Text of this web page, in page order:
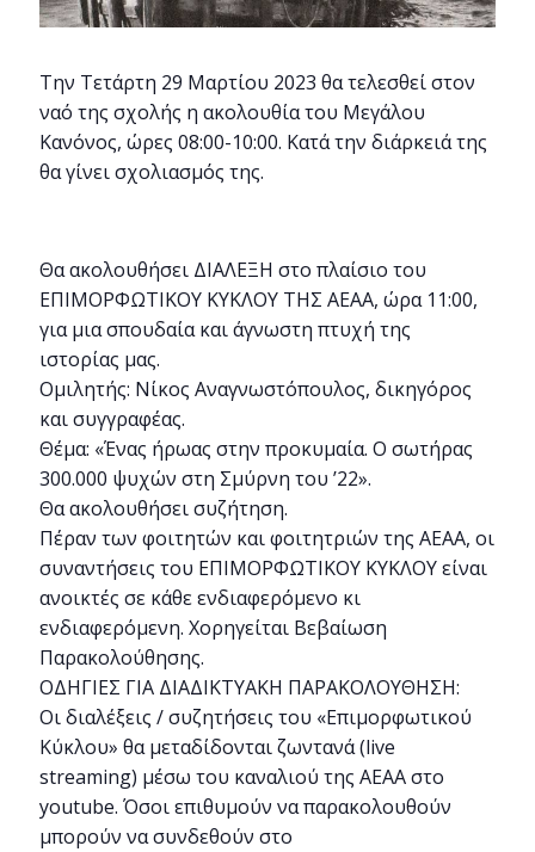
Την Τετάρτη 29 Μαρτίου 2023 θα τελεσθεί στον
ναό της σχολής η ακολουθία του Μεγάλου
Κανόνος, ώρες 08:00-10:00. Κατά την διάρκειά της
θα γίνει σχολιασμός της.
Θα ακολουθήσει ΔΙΑΛΕΞΗ στο πλαίσιο του
ΕΠΙΜΟΡΦΩΤΙΚΟΥ ΚΥΚΛΟΥ ΤΗΣ ΑΕΑΑ, ώρα 11:00,
για μια σπουδαία και άγνωστη πτυχή της
ιστορίας μας.
Ομιλητής: Νίκος Αναγνωστόπουλος, δικηγόρος
και συγγραφέας.
Θέμα: «Ένας ήρωας στην προκυμαία. Ο σωτήρας
300.000 ψυχών στη Σμύρνη του ’22».
Θα ακολουθήσει συζήτηση.
Πέραν των φοιτητών και φοιτητριών της ΑΕΑΑ, οι
συναντήσεις του ΕΠΙΜΟΡΦΩΤΙΚΟΥ ΚΥΚΛΟΥ είναι
ανοικτές σε κάθε ενδιαφερόμενο κι
ενδιαφερόμενη. Χορηγείται Βεβαίωση
Παρακολούθησης.
ΟΔΗΓΙΕΣ ΓΙΑ ΔΙΑΔΙΚΤΥΑΚΗ ΠΑΡΑΚΟΛΟΥΘΗΣΗ:
Οι διαλέξεις / συζητήσεις του «Επιμορφωτικού
Κύκλου» θα μεταδίδονται ζωντανά (live
streaming) μέσω του καναλιού της ΑΕΑΑ στο
youtube. Όσοι επιθυμούν να παρακολουθούν
μπορούν να συνδεθούν στο